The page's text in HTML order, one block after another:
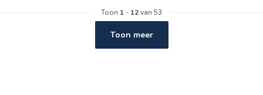
Toon 1 - 12van 53
Toon meer